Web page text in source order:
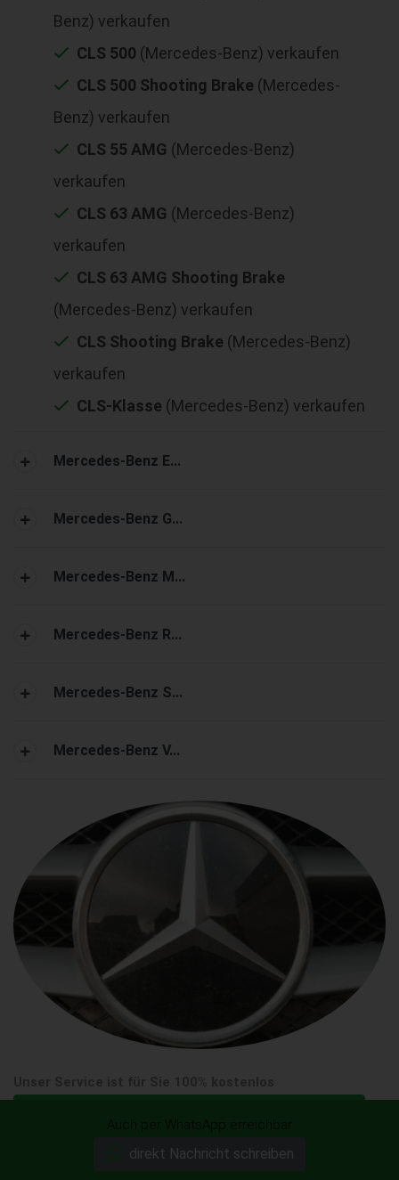
Benz) verkaufen
CLS 500 (Mercedes-Benz) verkaufen
CLS 500 Shooting Brake (Mercedes-
Benz) verkaufen
CLS 55 AMG (Mercedes-Benz)
verkaufen
CLS 63 AMG (Mercedes-Benz)
verkaufen
CLS 63 AMG Shooting Brake
(Mercedes-Benz) verkaufen
CLS Shooting Brake (Mercedes-Benz)
verkaufen
CLS-Klasse (Mercedes-Benz) verkaufen
Mercedes-Benz E...
Mercedes-Benz G...
Mercedes-Benz M...
Mercedes-Benz R...
Mercedes-Benz S...
Mercedes-Benz V...
Auch per WhatsApp erreichbar
direkt Nachricht schreiben